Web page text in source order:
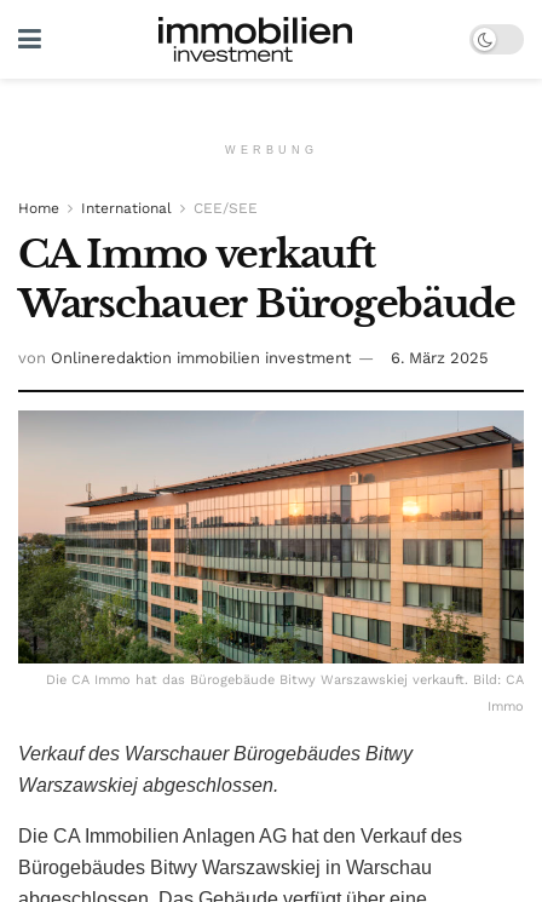
WERBUNG
Home International CEE/SEE
CA Immo verkauft
Warschauer Bürogebäude
von Onlineredaktion immobilien investment 6. März 2025
Die CA Immo hat das Bürogebäude Bitwy Warszawskiej verkauft. Bild: CA
Immo
Verkauf des Warschauer Bürogebäudes Bitwy
Warszawskiej abgeschlossen.
Die CA Immobilien Anlagen AG hat den Verkauf des
Bürogebäudes Bitwy Warszawskiej in Warschau